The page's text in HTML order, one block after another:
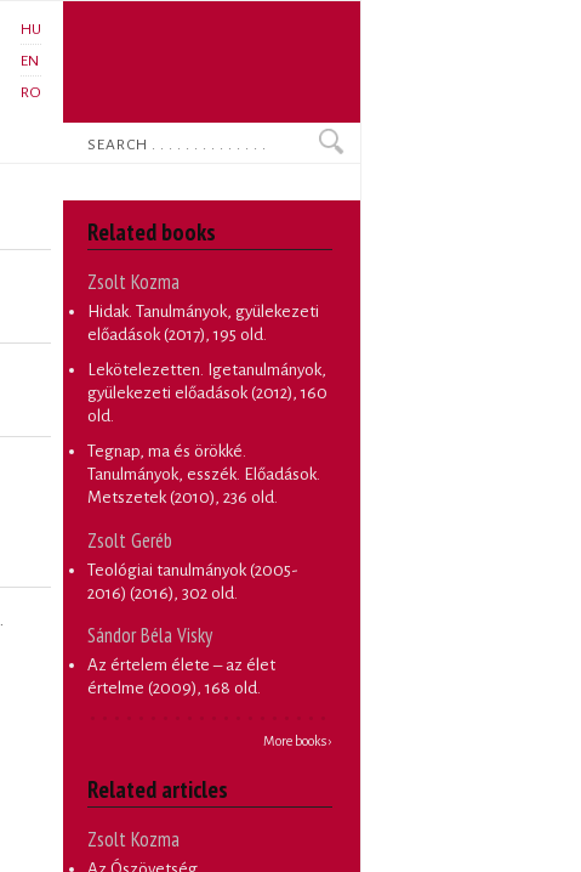
HU
EN
RO
Search
Related books
Zsolt Kozma
Hidak. Tanulmányok, gyülekezeti
előadások (2017), 195 old.
Lekötelezetten. Igetanulmányok,
gyülekezeti előadások (2012), 160
old.
Tegnap, ma és örökké.
Tanulmányok, esszék. Előadások.
Metszetek (2010), 236 old.
Zsolt Geréb
Teológiai tanulmányok (2005-
2016) (2016), 302 old.
Sándor Béla Visky
Az értelem élete – az élet
értelme (2009), 168 old.
More books ›
Related articles
Zsolt Kozma